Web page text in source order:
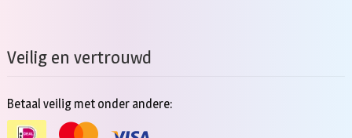
Veilig en vertrouwd
Betaal veilig met onder andere: